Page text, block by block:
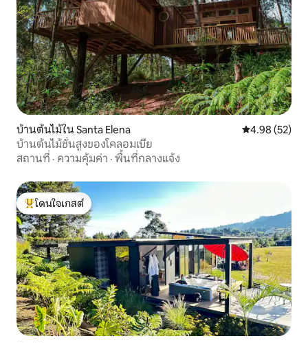
บ้านต้นไม้ใน Santa Elena คะแนนเฉลี่ย
4.98 (52)
บ้านต้นไม้ชั้นสูงของโคลอมเบีย
สถานที่ · ความคุ้มค่า · พื้นที่กลางแจ้ง
โดนใจเกสต์ที่สุด
โดนใจเกสต์